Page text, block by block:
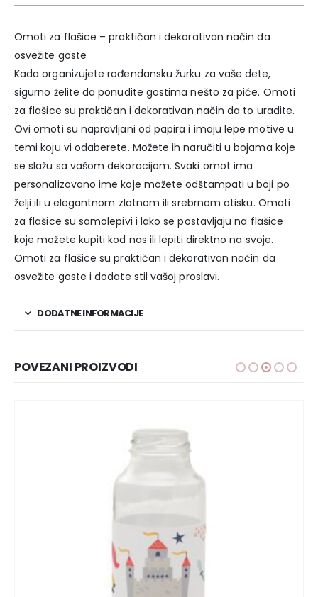
Omoti za flašice – praktičan i dekorativan način da
osvežite goste
Kada organizujete rođendansku žurku za vaše dete,
sigurno želite da ponudite gostima nešto za piće. Omoti
za flašice su praktičan i dekorativan način da to uradite.
Ovi omoti su napravljani od papira i imaju lepe motive u
temi koju vi odaberete. Možete ih naručiti u bojama koje
se slažu sa vašom dekoracijom. Svaki omot ima
personalizovano ime koje možete odštampati u boji po
želji ili u elegantnom zlatnom ili srebrnom otisku. Omoti
za flašice su samolepivi i lako se postavljaju na flašice
koje možete kupiti kod nas ili lepiti direktno na svoje.
Omoti za flašice su praktičan i dekorativan način da
osvežite goste i dodate stil vašoj proslavi.
DODATNE INFORMACIJE
POVEZANI PROIZVODI